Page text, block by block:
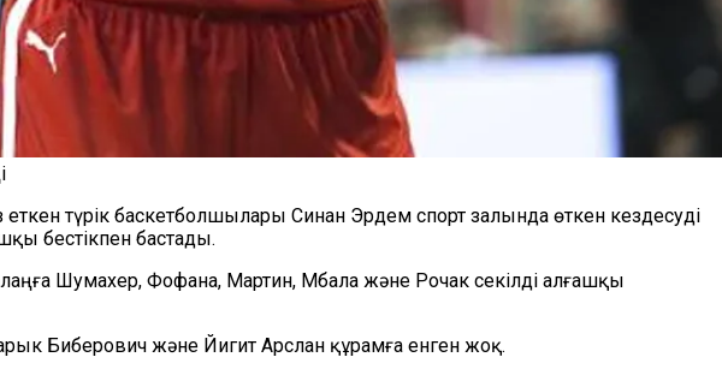
түрік баскетболшылары Синан Эрдем спорт залында өткен кездесуді
бестікпен бастады.
Шумахер, Фофана, Мартин, Мбала және Рочак секілді алғашқы
Биберович және Йигит Арслан құрамға енген жоқ.